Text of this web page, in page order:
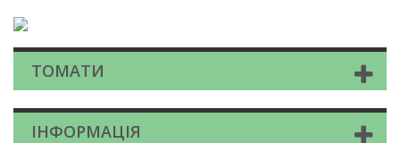
ТОМАТИ
ІНФОРМАЦІЯ